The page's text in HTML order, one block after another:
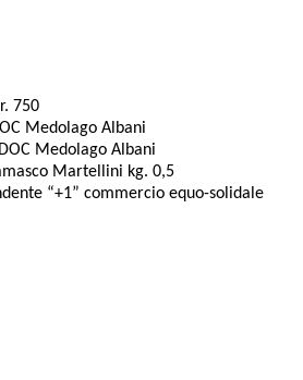
750
Medolago Albani
Medolago Albani
Martellini kg. 0,5
“+1” commercio equo-solidale